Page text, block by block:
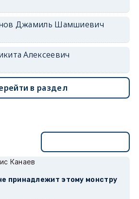
Джамиль Шамшиевич
Алексеевич
в раздел
Канаев
принадлежит этому монстру